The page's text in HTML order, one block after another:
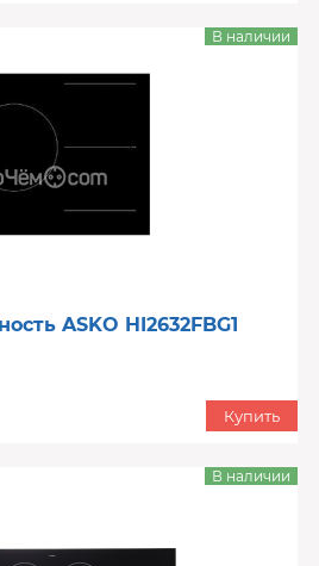
ASKO HI2632FBG1
В наличии
Купить
В наличии